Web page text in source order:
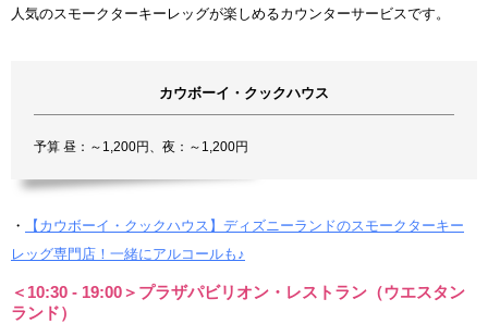
人気のスモークターキーレッグが楽しめるカウンターサービスです。
カウボーイ・クックハウス
予算 昼：～1,200円、夜：～1,200円
・
【カウボーイ・クックハウス】ディズニーランドのスモークターキー
レッグ専門店！一緒にアルコールも♪
＜10:30 - 19:00＞プラザパビリオン・レストラン（ウエスタン
ランド）